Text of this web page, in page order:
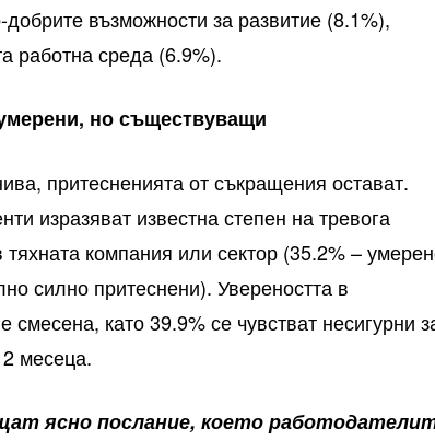
възможности за развитие (8.1%),
работна среда (6.9%).
но съществуващи
притесненията от съкращения остават.
изразяват известна степен на тревога
компания или сектор (35.2% –
силно притеснени). Увереността в
смесена, като 39.9% се чувстват несигурни
месеца.
ясно послание, което